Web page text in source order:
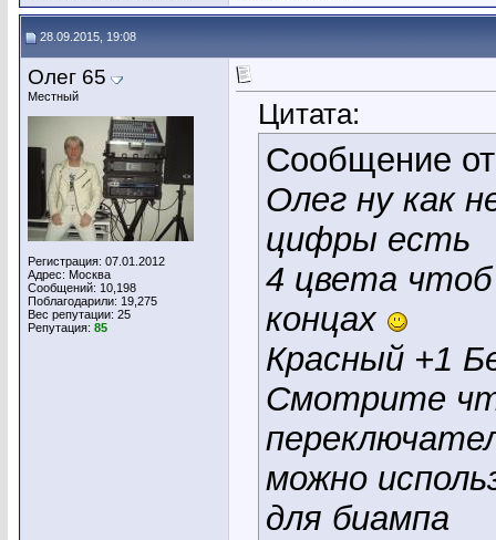
28.09.2015, 19:08
Олег 65
Местный
Регистрация: 07.01.2012
Адрес: Москва
Сообщений: 10,198
Поблагодарили: 19,275
Вес репутации: 25
Репутация: 85
Цитата:
Сообщение
Олег ну как
цифры есть
4 цвета
концах
Красный +1
Смотрите
можно
для биампа